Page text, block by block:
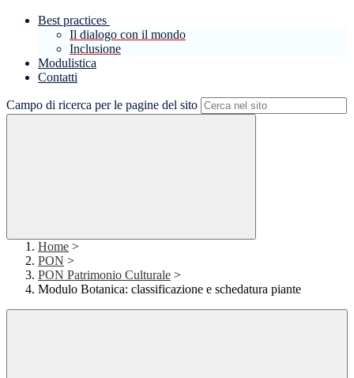
Best practices
Il dialogo con il mondo
Inclusione
Modulistica
Contatti
Campo di ricerca per le pagine del sito
Home >
PON >
PON Patrimonio Culturale >
Modulo Botanica: classificazione e schedatura piante